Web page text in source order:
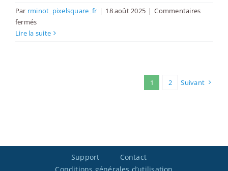
Par rminot_pixelsquare_fr | 18 août 2025 | Commentaires
ferméssur
Ateliers
Lire la suite
1 2 Suivant
Support
Contact